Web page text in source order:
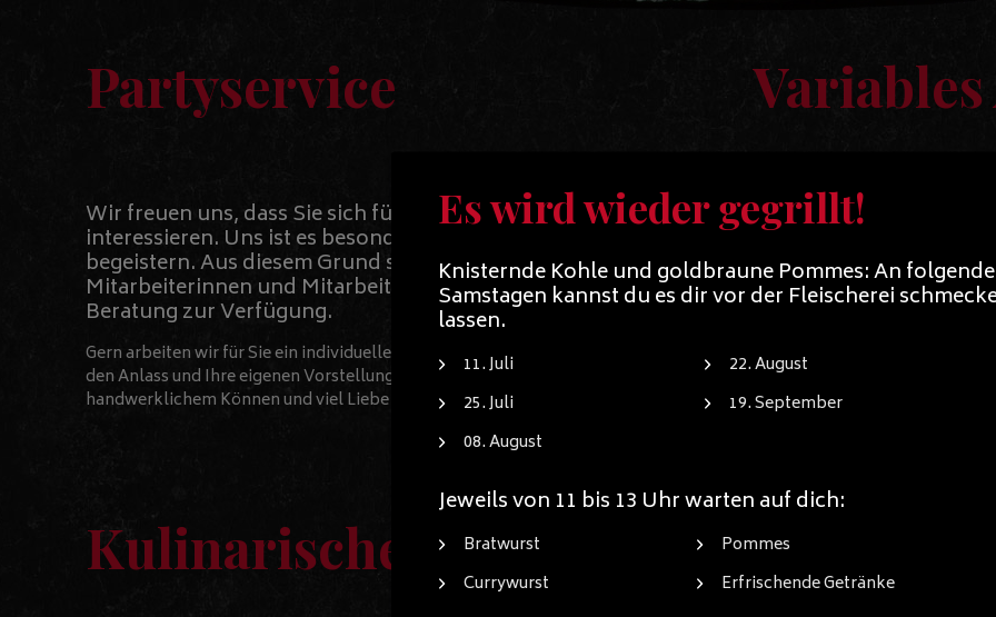
Partyservice
Wir freuen uns, dass Sie sich für unseren Partyservice
interessieren. Uns ist es besonders wichtig, Sie von Anfang an zu
begeistern. Aus diesem Grund stehen Ihnen unsere
Mitarbeiterinnen und Mitarbeiter immer für eine persönliche
Beratung zur Verfügung.
Gern arbeiten wir für Sie ein individuelles Angebot aus – natürlich abgestimmt auf
den Anlass und Ihre eigenen Vorstellungen. Alle Gerichte werden von uns mit
handwerklichem Können und viel Liebe zubereitet.
Egal ob kleine Snacks
Hochzeiten,
Menüs für die
professioneller
Anlass zur Verfügung.
Wir möchten, dass Sie
Veranstaltung erfreuen
regelmäßig nutzen. Täglich
Kulinarische Vielfalt
Es wird wieder gegrillt!
Knisternde Kohle und goldbraune Pommes: An
Samstagen kannst du es dir vor der Fleischerei
lassen.
11. Juli
25. Juli
08. August
22. August
19. September
Jeweils von 11 bis 13 Uhr warten auf dich:
Bratwurst
Currywurst
Pommes
Erfrischende Getränke